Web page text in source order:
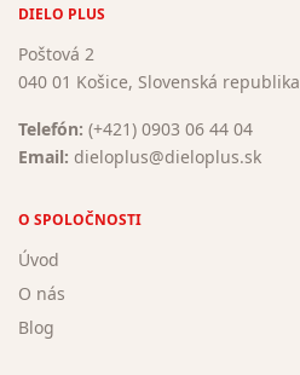
DIELO PLUS
Poštová 2
040 01 Košice, Slovenská republika
Telefón: (+421) 0903 06 44 04
Email: dieloplus@dieloplus.sk
O SPOLOČNOSTI
Úvod
O nás
Blog